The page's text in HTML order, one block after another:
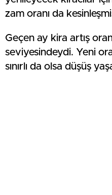
zam oranı da
Geçen ay kira artış
seviyesindeydi. Yeni
sınırlı da olsa düşüş